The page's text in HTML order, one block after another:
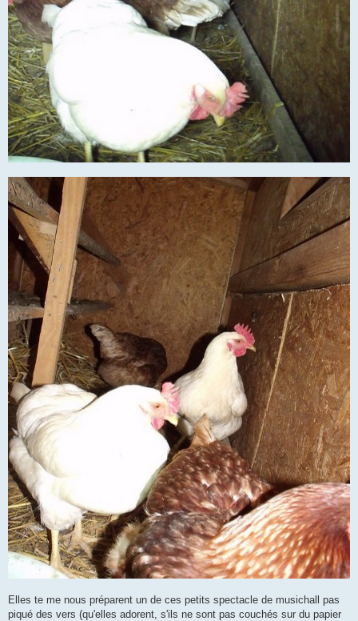
Elles te me nous préparent un de ces petits spectacle de musichall pas
piqué des vers (qu'elles adorent, s'ils ne sont pas couchés sur du papier